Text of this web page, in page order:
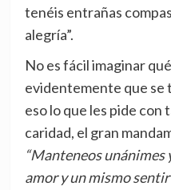
tenéis entrañas
alegría”.
No es fácil imaginar
evidentemente que se
eso lo que les pide con
caridad, el gran
“Manteneos unánimes
amor y un mismo